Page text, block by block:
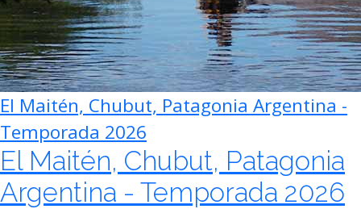
El Maitén, Chubut, Patagonia Argentina -
Temporada 2026
El Maitén, Chubut, Patagonia
Argentina - Temporada 2026